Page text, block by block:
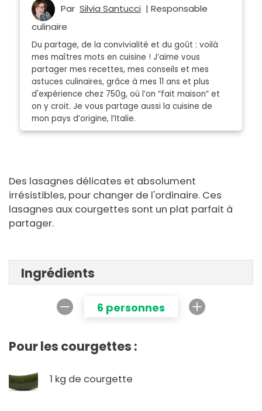
Par Silvia Santucci | Responsable
culinaire
Du partage, de la convivialité et du goût : voilà
mes maîtres mots en cuisine ! J’aime vous
partager mes recettes, mes conseils et mes
astuces culinaires, grâce à mes 11 ans et plus
d'expérience chez 750g, où l’on “fait maison” et
on y croit. Je vous partage aussi la cuisine de
mon pays d’origine, l’Italie.
Des lasagnes délicates et absolument
irrésistibles, pour changer de l'ordinaire. Ces
lasagnes aux courgettes sont un plat parfait à
partager.
Ingrédients
6 personnes
Pour les courgettes :
1 kg de courgette